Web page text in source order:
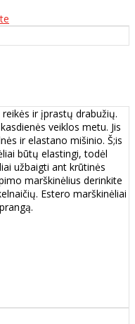
ir įprastų drabužių.
veiklos metu. Jis
ir elastano mišinio. Š;is
būtų elastingi, todėl
užbaigti ant krūtinės
marškinėlius derinkite
Estero marškinėliai